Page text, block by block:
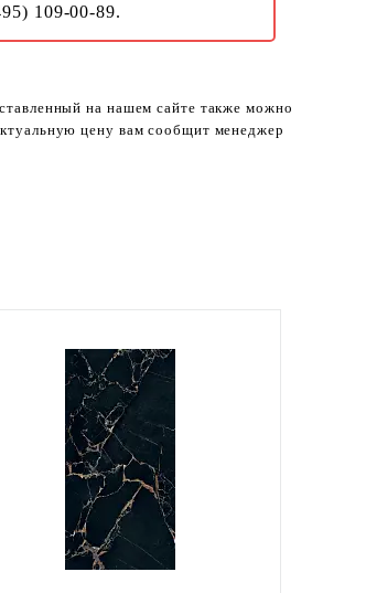
109-00-89.
на нашем сайте также можно
цену вам сообщит менеджер